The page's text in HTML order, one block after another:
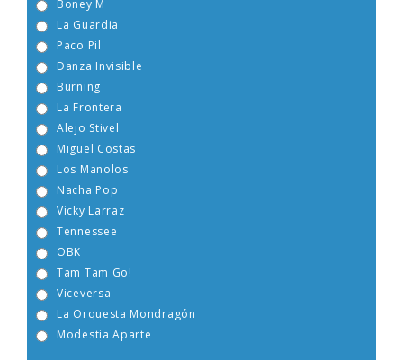
Boney M
La Guardia
Paco Pil
Danza Invisible
Burning
La Frontera
Alejo Stivel
Miguel Costas
Los Manolos
Nacha Pop
Vicky Larraz
Tennessee
OBK
Tam Tam Go!
Viceversa
La Orquesta Mondragón
Modestia Aparte